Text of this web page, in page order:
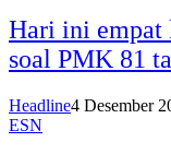
Hari ini empat
soal PMK 81
Headline4 Desember
ESN